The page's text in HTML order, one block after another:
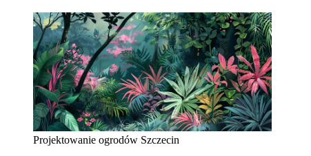
Projektowanie ogrodów Szczecin